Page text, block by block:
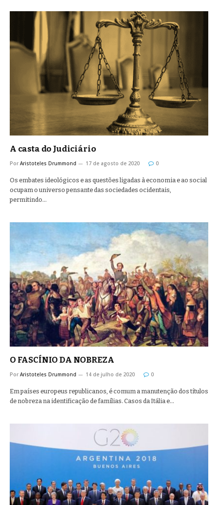
A casta do Judiciário
Por Aristoteles Drummond 17 de agosto de 2020 0
Os embates ideológicos e as questões ligadas à economia e ao social
ocupam o universo pensante das sociedades ocidentais,
permitindo…
O FASCÍNIO DA NOBREZA
Por Aristoteles Drummond 14 de julho de 2020 0
Em países europeus republicanos, é comum a manutenção dos títulos
de nobreza na identificação de famílias. Casos da Itália e…